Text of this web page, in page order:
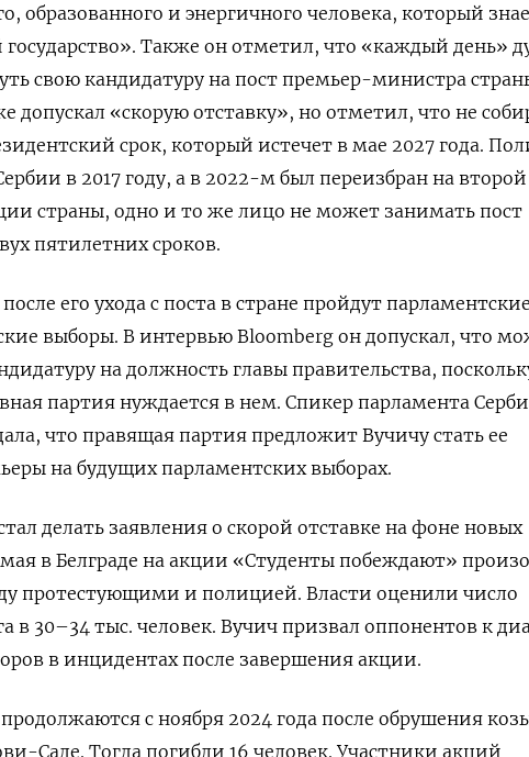
образованного и энергичного человека, который
государство». Также он отметил, что «каждый день»
свою кандидатуру на пост премьер-министра
допускал «скорую отставку», но отметил, что не
срок, который истечет в мае 2027 года.
в 2017 году, а в 2022-м был переизбран на второй
страны, одно и то же лицо не может занимать пост
пятилетних сроков.
его ухода с поста в стране пройдут
выборы. В интервью Bloomberg он допускал, что
на должность главы правительства,
партия нуждается в нем. Спикер парламента
что правящая партия предложит Вучичу стать ее
на будущих парламентских выборах.
делать заявления о скорой отставке на фоне новых
в Белграде на акции «Студенты побеждают»
протестующими и полицией. Власти оценили число
в 30–34 тыс. человек. Вучич призвал оппонентов к
в инцидентах после завершения акции.
с ноября 2024 года после обрушения
Саде. Тогда погибли 16 человек. Участники акций